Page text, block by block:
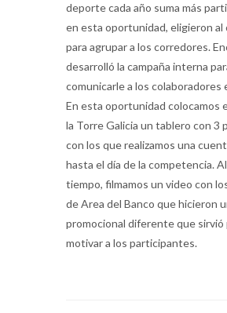
deporte cada año suma más
en esta oportunidad, eligieron al
para agrupar a los corredores.
desarrolló la campaña interna
comunicarle a los colaboradores
En esta oportunidad colocamos
la Torre Galicia un tablero con 3
con los que realizamos una
hasta el día de la competencia.
tiempo, filmamos un video con
de Area del Banco que hicieron
promocional diferente que sirvió
motivar a los participantes.